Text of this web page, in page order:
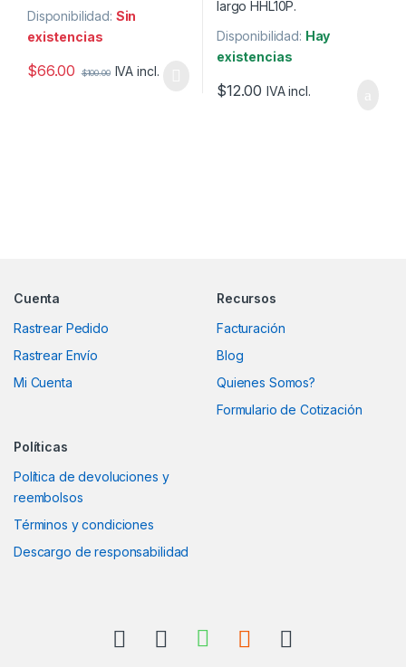
Disponibilidad: Sin
existencias
$66.00 $100.00 IVA incl.
Disponibilidad: Hay
existencias
$12.00 IVA incl.
Cuenta
Rastrear Pedido
Rastrear Envío
Mi Cuenta
Recursos
Facturación
Blog
Quienes Somos?
Formulario de Cotización
Políticas
Política de devoluciones y
reembolsos
Términos y condiciones
Descargo de responsabilidad